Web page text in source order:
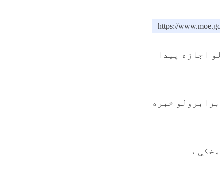
https://
اجازه پیدا
خبره
د